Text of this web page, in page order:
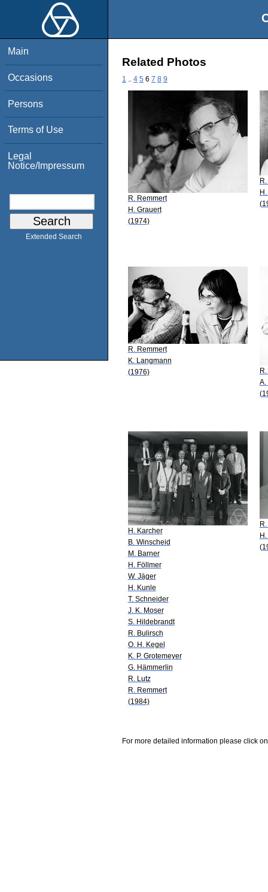
Main
Occasions
Persons
Terms of Use
Legal
Notice/Impressum
Extended Search
Related Photos
1 4 5 6 7 8 9
R. Remmert
H. Grauert
(1974)
R. Remmert
K. Langmann
(1976)
A.
H. Karcher
B. Winscheid
M. Barner
H. Föllmer
W. Jäger
H. Kunle
T. Schneider
J. K. Moser
S. Hildebrandt
R. Bulirsch
O. H. Kegel
K. P. Grotemeyer
G. Hämmerlin
R. Lutz
R. Remmert
(1984)
For more detailed information please click